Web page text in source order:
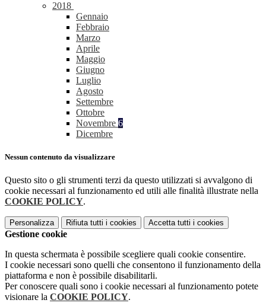
2018
Gennaio
Febbraio
Marzo
Aprile
Maggio
Giugno
Luglio
Agosto
Settembre
Ottobre
Novembre 6
Dicembre
Nessun contenuto da visualizzare
Questo sito o gli strumenti terzi da questo utilizzati si avvalgono di
cookie necessari al funzionamento ed utili alle finalità illustrate nella
COOKIE POLICY.
Personalizza Rifiuta tutti i cookies Accetta tutti i cookies
Gestione cookie
In questa schermata è possibile scegliere quali cookie consentire.
I cookie necessari sono quelli che consentono il funzionamento della
piattaforma e non è possibile disabilitarli.
Per conoscere quali sono i cookie necessari al funzionamento potete
visionare la COOKIE POLICY.